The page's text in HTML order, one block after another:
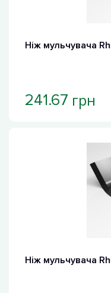
Ніж мульчувача
241.67 грн
Ніж мульчувача